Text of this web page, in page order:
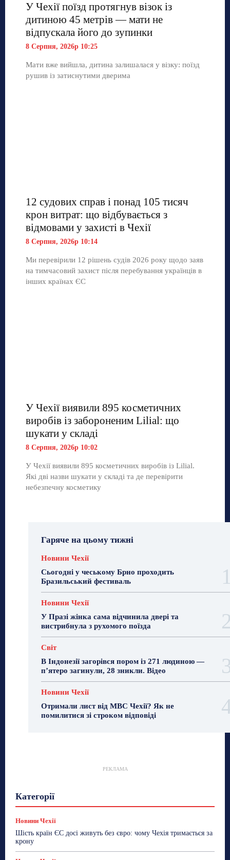
У Чехії поїзд протягнув візок із
дитиною 45 метрів — мати не
відпускала його до зупинки
8 Серпня, 2026р 10:25
Мати вже вийшла, дитина залишалася у візку: поїзд
рушив із затиснутими дверима
12 судових справ і понад 105 тисяч
крон витрат: що відбувається з
відмовами у захисті в Чехії
8 Серпня, 2026р 10:14
Ми перевірили 12 рішень судів 2026 року щодо заяв
на тимчасовий захист після перебування українців в
інших країнах ЄС
У Чехії виявили 895 косметичних
виробів із забороненим Lilial: що
шукати у складі
8 Серпня, 2026р 10:02
У Чехії виявили 895 косметичних виробів із Lilial.
Які дві назви шукати у складі та де перевірити
небезпечну косметику
Гаряче на цьому тижні
Новини Чехії
Сьогодні у чеському Брно проходить
Бразильський фестиваль
Новини Чехії
У Празі жінка сама відчинила двері та
вистрибнула з рухомого поїзда
Світ
В Індонезії загорівся пором із 271 людиною —
п’ятеро загинули, 28 зникли. Відео
Новини Чехії
Отримали лист від МВС Чехії? Як не
помилитися зі строком відповіді
РЕКЛАМА
Категорії
Новини Чехії
Робота
Сад та город
ТехноМанія
Топ-новини Фоторепортаж
Новини Чехії
Шість країн ЄС досі живуть без євро: чому Чехія тримається за
крону